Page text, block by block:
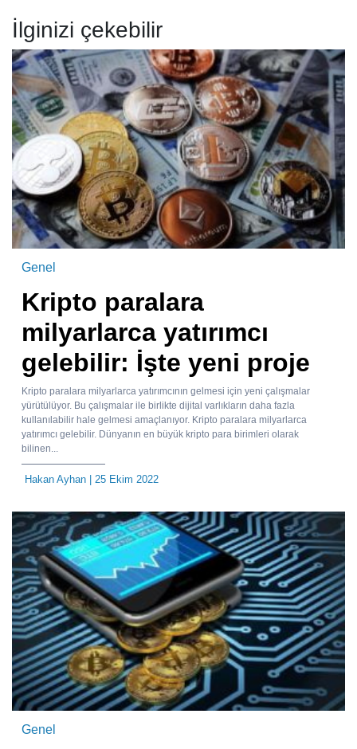
İlginizi çekebilir
Genel
Kripto paralara
milyarlarca yatırımcı
gelebilir: İşte yeni proje
Kripto paralara milyarlarca yatırımcının gelmesi için yeni çalışmalar
yürütülüyor. Bu çalışmalar ile birlikte dijital varlıkların daha fazla
kullanılabilir hale gelmesi amaçlanıyor. Kripto paralara milyarlarca
yatırımcı gelebilir. Dünyanın en büyük kripto para birimleri olarak
bilinen...
Hakan Ayhan | 25 Ekim 2022
Genel